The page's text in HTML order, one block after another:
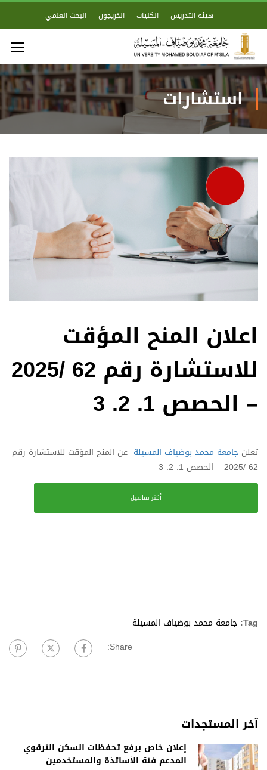
هيئة التدريس الكليات الخريجون البحث العلمي
استشارات
اعلان المنح المؤقت
للاستشارة رقم 62 /2025
– الحصص 1. 2. 3
تعلن جامعة محمد بوضياف المسيلة عن المنح المؤقت للاستشارة رقم
62 /2025 – الحصص 1. 2. 3
أكثر تفاصيل
Tag: جامعة محمد بوضياف المسيلة
Share:
آخر المستجدات
إعلان خاص برفع تحفظات السكن الترقوي
المدعم فئة الأساتذة والمستخدمين